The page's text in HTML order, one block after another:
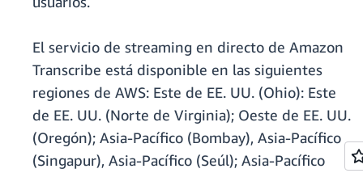
El servicio de streaming en directo de Amazon
Transcribe está disponible en las siguientes
regiones de AWS: Este de EE. UU. (Ohio): Este
de EE. UU. (Norte de Virginia); Oeste de EE. UU.
(Oregón); Asia-Pacífico (Bombay), Asia-Pacífico
(Singapur), Asia-Pacífico (Seúl); Asia-Pacífico